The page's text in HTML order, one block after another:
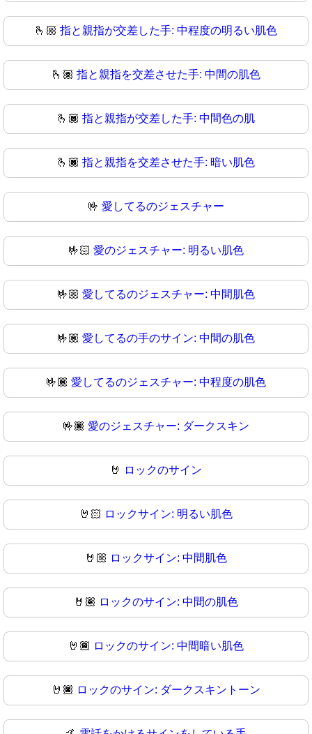
🫰🏼 指と親指が交差した手: 中程度の明るい肌色
🫰🏽 指と親指を交差させた手: 中間の肌色
🫰🏾 指と親指が交差した手: 中間色の肌
🫰🏿 指と親指を交差させた手: 暗い肌色
🤟 愛してるのジェスチャー
🤟🏻 愛のジェスチャー: 明るい肌色
🤟🏼 愛してるのジェスチャー: 中間肌色
🤟🏽 愛してるの手のサイン: 中間の肌色
🤟🏾 愛してるのジェスチャー: 中程度の肌色
🤟🏿 愛のジェスチャー: ダークスキン
🤘 ロックのサイン
🤘🏻 ロックサイン: 明るい肌色
🤘🏼 ロックサイン: 中間肌色
🤘🏽 ロックのサイン: 中間の肌色
🤘🏾 ロックのサイン: 中間暗い肌色
🤘🏿 ロックのサイン: ダークスキントーン